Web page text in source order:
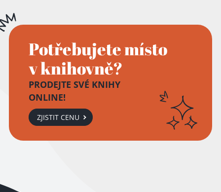
Potřebujete místo
v knihovně?
PRODEJTE SVÉ KNIHY
ONLINE!
ZJISTIT CENU